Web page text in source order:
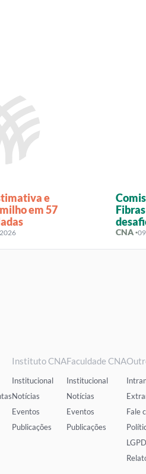
e
em 57
CNA ·
Instituto CNA
Institucional
Notícias
Eventos
Publicações
Faculdade CNA
Institucional
Notícias
Eventos
Publicações
Fale